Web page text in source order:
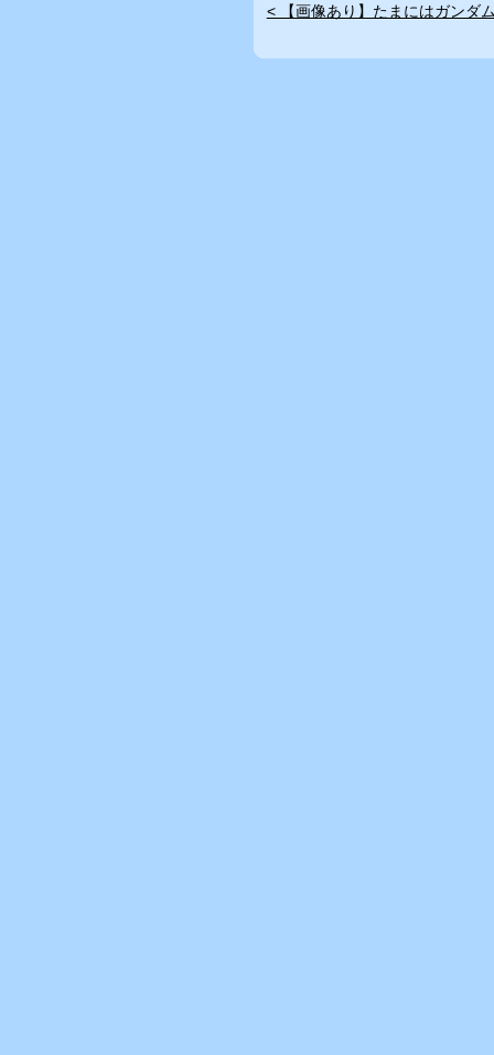
< 【画像あり】たまにはガンダ